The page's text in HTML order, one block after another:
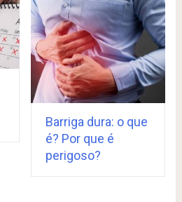
Barriga dura: o que
é? Por que é
perigoso?